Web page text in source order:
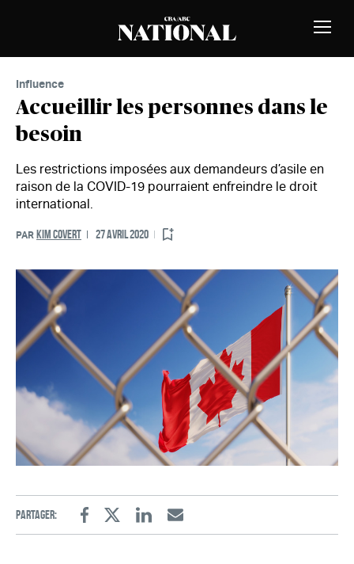
Influence
Accueillir les personnes dans le
besoin
Les restrictions imposées aux demandeurs d’asile en
raison de la COVID-19 pourraient enfreindre le droit
international.
PAR KIM COVERT 27 AVRIL 2020
Partager:
FacebookTwitterLinkedinEmail